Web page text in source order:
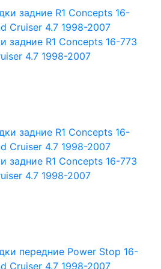
задние R1 Concepts 16-773
4.7 1998-2007
задние R1 Concepts 16-773
4.7 1998-2007